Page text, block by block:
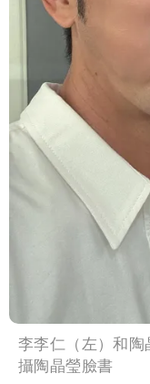
李李仁（左）和
攝陶晶瑩臉書